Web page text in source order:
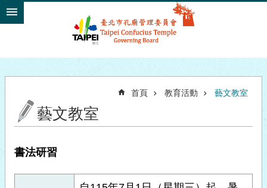
跳到主要內容區塊
首頁 教育活動 藝文教室
藝文教室
書法研習